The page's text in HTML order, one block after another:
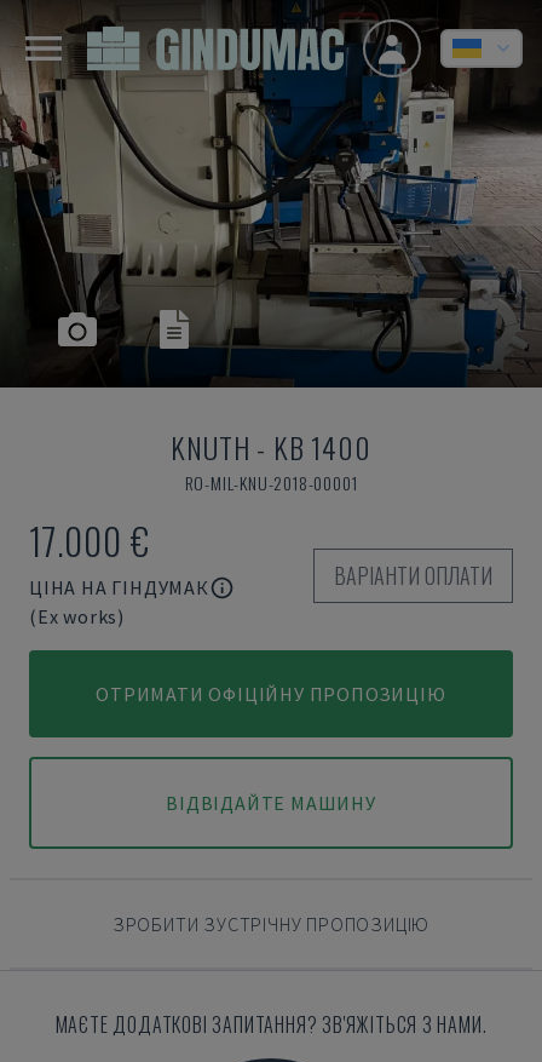
KNUTH - KB 1400
RO-MIL-KNU-2018-00001
17.000 €
ЦІНА НА ГІНДУМАК
(Ex works)
ВАРІАНТИ ОПЛАТИ
ОТРИМАТИ ОФІЦІЙНУ ПРОПОЗИЦІЮ
ВІДВІДАЙТЕ МАШИНУ
ЗРОБИТИ ЗУСТРІЧНУ ПРОПОЗИЦІЮ
МАЄТЕ ДОДАТКОВІ ЗАПИТАННЯ? ЗВ'ЯЖІТЬСЯ З НАМИ.